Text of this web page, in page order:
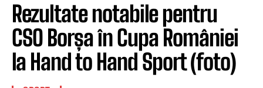
Rezultate notabile pentru
CSO Borșa în Cupa României
la Hand to Hand Sport (foto)